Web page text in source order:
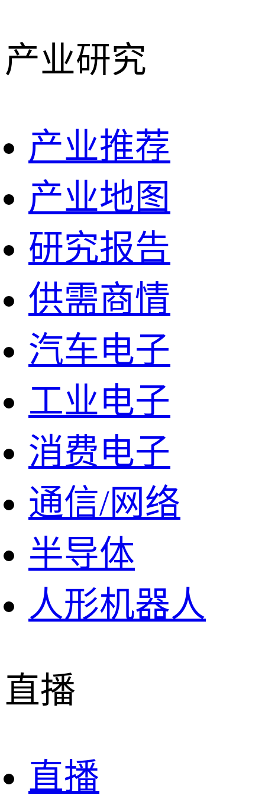
产业研究
产业推荐
产业地图
研究报告
供需商情
汽车电子
工业电子
消费电子
通信/网络
半导体
人形机器人
直播
直播